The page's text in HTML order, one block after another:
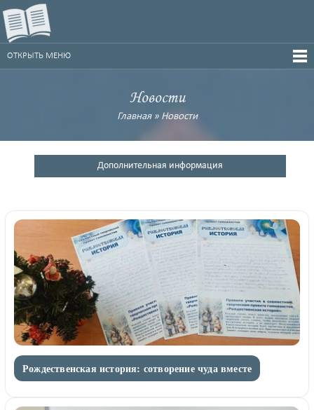
ОТКРЫТЬ МЕНЮ
Новости
Главная» Новости
Дополнительная информация
Рождественская история: сотворение чуда вместе